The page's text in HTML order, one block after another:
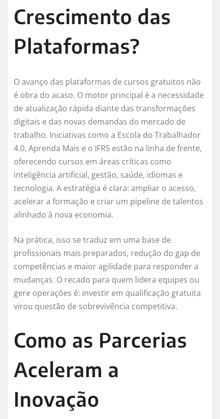
Crescimento das
Plataformas?
O avanço das plataformas de cursos gratuitos não
é obra do acaso. O motor principal é a necessidade
de atualização rápida diante das transformações
digitais e das novas demandas do mercado de
trabalho. Iniciativas como a Escola do Trabalhador
4.0, Aprenda Mais e o IFRS estão na linha de frente,
oferecendo cursos em áreas críticas como
inteligência artificial, gestão, saúde, idiomas e
tecnologia. A estratégia é clara: ampliar o acesso,
acelerar a formação e criar um pipeline de talentos
alinhado à nova economia.
Na prática, isso se traduz em uma base de
profissionais mais preparados, redução do gap de
competências e maior agilidade para responder a
mudanças. O recado para quem lidera equipes ou
gere operações é: investir em qualificação gratuita
virou questão de sobrevivência competitiva.
Como as Parcerias
Aceleram a
Inovação